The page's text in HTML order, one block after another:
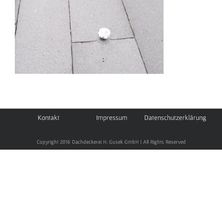
Datenschutzerklärung
Impressum
Kontakt
Copyright 2016 Dachdeckerei H. Gusek GmbH | All Rights Reserved